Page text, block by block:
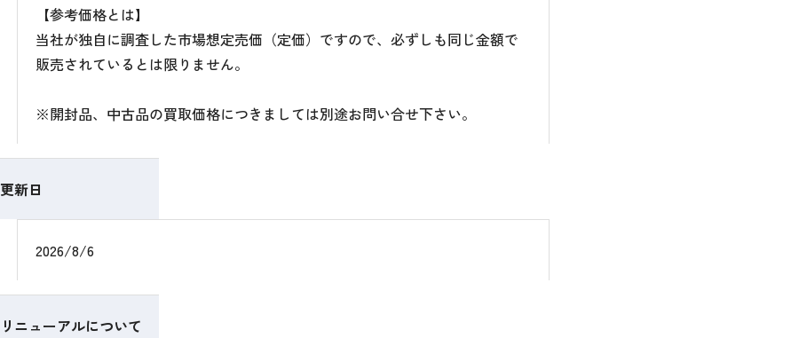
【参考価格とは】
当社が独自に調査した市場想定売価（定価）ですので、必ずしも同じ金額で
販売されているとは限りません。
※開封品、中古品の買取価格につきましては別途お問い合せ下さい。
更新日
2026/8/6
リニューアルについて